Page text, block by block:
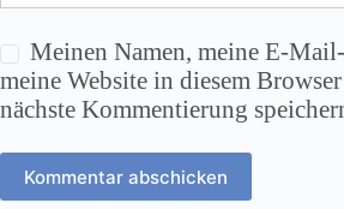
Meinen Namen, meine E-
meine Website in diesem
nächste Kommentierung
Kommentar abschicken